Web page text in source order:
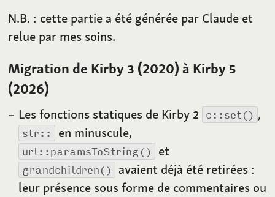
N.B. : cette partie a été générée par Claude et
relue par mes soins.
Migration de Kirby 3 (2020) à Kirby 5
(2026)
Les fonctions statiques de Kirby 2 c::set() ,
str:: en minuscule,
url::paramsToString() et
grandchildren() avaient déjà été retirées :
leur présence sous forme de commentaires ou